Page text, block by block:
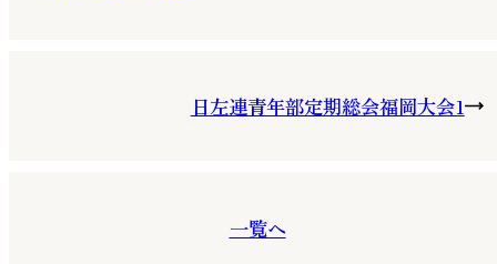
一覧へ
日左連青年部定期総会福岡大会1